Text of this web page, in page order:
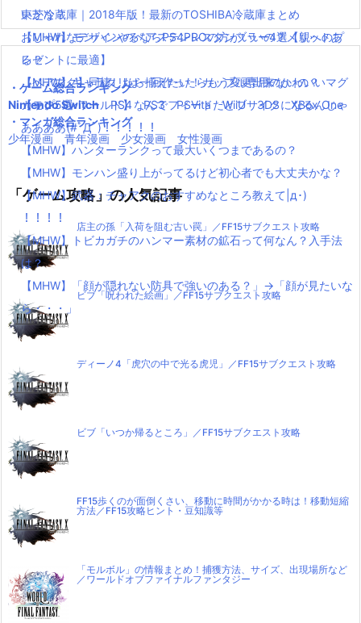
いかな？
【MHW】モンハンやるならPS4PROの方がいいの？メリットあ
る？
【MHW】キャラクリは一回作ったらもう変更出来ないの？
【モンハンワールド】なんでフィードだとブサイクになるんじゃ
ああああ(#ﾟДﾟ)！！！！！
【MHW】ハンターランクって最大いくつまであるの？
【MHW】モンハン盛り上がってるけど初心者でも大丈夫かな？
【MHW】武器：チャアクのおすすめなところ教えて|д･)
！！！！
【MHW】トビカガチのハンマー素材の鉱石って何なん？入手法
は？
【MHW】「顔が隠れない防具で強いのある？」→「顔が見たいな
ら・・・」
東芝冷蔵庫｜2018年版！最新のTOSHIBA冷蔵庫まとめ
おしゃれなデザインのペアステンレスタンブラー4選【親へのプ
レゼントに最適】
【ペアマグ】同棲したら揃えたい！カップル専用のかわいいマグ
カップ5選
リ
ー
・ゲーム総合ランキング
Nintendo Switch
PS4 PS3 PSVita WiiU 3DS
XBox One
・マンガ総合ランキング
少年漫画
青年漫画 少女漫画 女性漫画
「ゲーム攻略」の人気記事
店主の孫「入荷を阻む古い罠」／FF15サブクエスト攻略
ビブ「呪われた絵画」／FF15サブクエスト攻略
ディーノ4「虎穴の中で光る虎児」／FF15サブクエスト攻略
ビブ「いつか帰るところ」／FF15サブクエスト攻略
FF15歩くのが面倒くさい、移動に時間がかかる時は！移動短縮
方法／FF15攻略ヒント・豆知識等
「モルボル」の情報まとめ！捕獲方法、サイズ、出現場所など
／ワールドオブファイナルファンタジー